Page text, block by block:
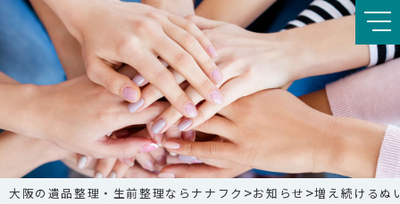
大阪の遺品整理・生前整理ならナナフク >お知らせ >増え続けるぬ